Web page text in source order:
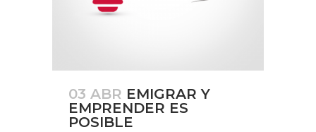
03 ABR EMIGRAR Y
EMPRENDER ES
POSIBLE